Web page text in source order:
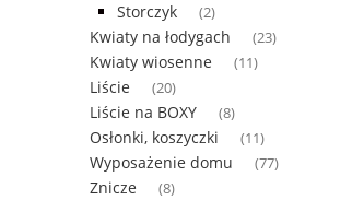
Storczyk (2)
Kwiaty na łodygach (23)
Kwiaty wiosenne (11)
Liście (20)
Liście na BOXY (8)
Osłonki, koszyczki (11)
Wyposażenie domu (77)
Znicze (8)